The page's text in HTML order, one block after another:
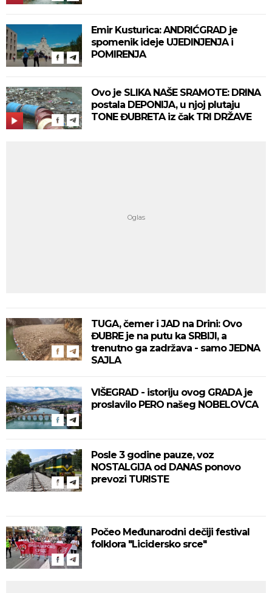
Emir Kusturica: ANDRIĆGRAD je
spomenik ideje UJEDINJENJA i
POMIRENJA
Ovo je SLIKA NAŠE SRAMOTE: DRINA
postala DEPONIJA, u njoj plutaju
TONE ĐUBRETA iz čak TRI DRŽAVE
TUGA, čemer i JAD na Drini: Ovo
ĐUBRE je na putu ka SRBIJI, a
trenutno ga zadržava - samo JEDNA
SAJLA
VIŠEGRAD - istoriju ovog GRADA je
proslavilo PERO našeg NOBELOVCA
Posle 3 godine pauze, voz
NOSTALGIJA od DANAS ponovo
prevozi TURISTE
Počeo Međunarodni dečiji festival
folklora "Licidersko srce"